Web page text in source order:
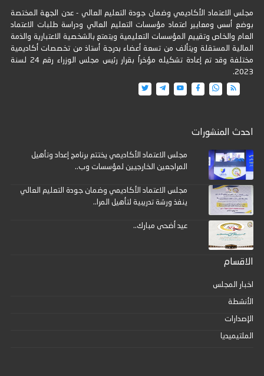
مجلس الاعتماد الأكاديمي وضمان جودة التعليم العالي - عدن الجهة المختصة
بوضع أسس ومعايير اعتماد مؤسسات التعليم العالي ودراسة طلبات الاعتماد
العام والخاص وتقييم المؤسسات التعليمية ويتمتع بالشخصية الاعتبارية والذمة
المالية المستقلة ويتألف من تسعة أعضاء بدرجة أستاذ من تخصصات أكاديمية
مختلفة وقد تم إعادة تشكيله مؤخراُ بقرار رئيس مجلس الوزراء رقم 24 لسنة
2023.
احدث المنشورات
مجلس الاعتماد الأكاديمي يختتم برنامج إعداد وتأهيل
المراجعين الخارجيين لمؤسسات وب..
مجلس الاعتماد الأكاديمي وضمان جودة التعليم العالي
ينفذ ورشة تدريبية لتأهيل المرا..
عيد أضحى مبارك..
الاقسام
اخبار المجلس
الأنشطة
الإصدارات
الملتيميديا